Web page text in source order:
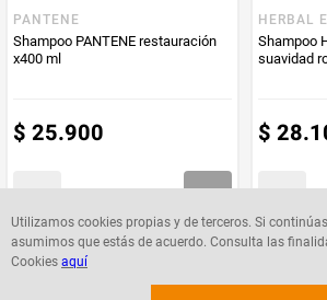
Utilizamos cookies propias y de terceros. Si
asumimos que estás de acuerdo. Consulta las
Cookies aquí
PANTENE
Shampoo PANTENE restauración
x400 ml
$ 25.900
HERBAL
Shampoo
suavidad
$ 28.